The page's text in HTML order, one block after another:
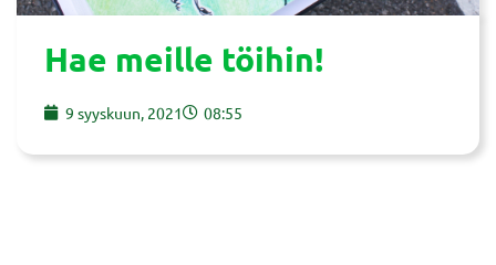
Hae meille töihin!
9 syyskuun, 2021 08:55